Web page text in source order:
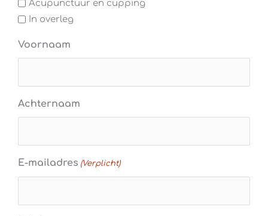
Acupunctuur en cupping
In overleg
Voornaam
Achternaam
E-mailadres (Verplicht)